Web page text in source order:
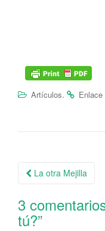
Artículos. Enlace
La otra Mejilla
3
tú?”